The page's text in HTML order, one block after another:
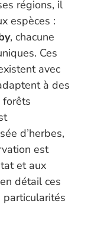
régions, il
espèces :
, chacune
Ces
avec
à des
forêts
d’herbes,
est
et aux
détail ces